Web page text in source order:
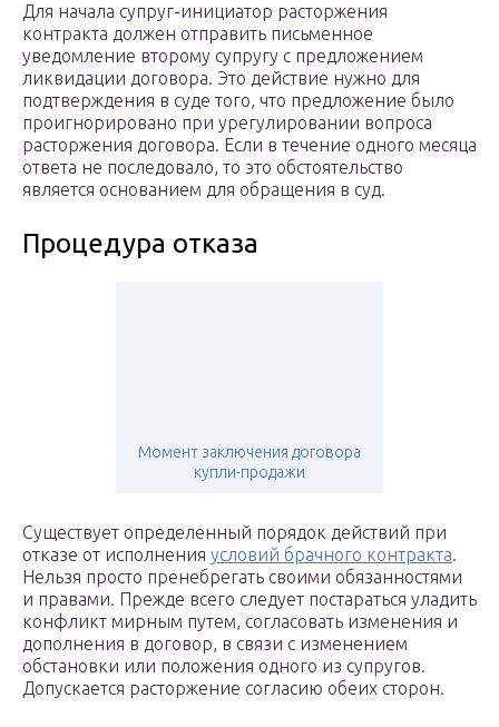
Для начала супруг-инициатор расторжения
контракта должен отправить письменное
уведомление второму супругу с предложением
ликвидации договора. Это действие нужно для
подтверждения в суде того, что предложение было
проигнорировано при урегулировании вопроса
расторжения договора. Если в течение одного месяца
ответа не последовало, то это обстоятельство
является основанием для обращения в суд.
Процедура отказа
Момент заключения договора
купли-продажи
Существует определенный порядок действий при
отказе от исполнения условий брачного контракта.
Нельзя просто пренебрегать своими обязанностями
и правами. Прежде всего следует постараться уладить
конфликт мирным путем, согласовать изменения и
дополнения в договор, в связи с изменением
обстановки или положения одного из супругов.
Допускается расторжение согласию обеих сторон.